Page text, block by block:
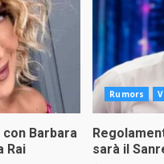
Barbara
Rai
Rumors
sarà il